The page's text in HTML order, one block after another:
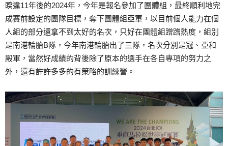
睽違11年後的2024年，今年是報名參加了團體組，最終順利地完
成賽前設定的團隊目標，奪下團體組亞軍，以目前個人能力在個
人組的部分還拿不到太好的名次，只好在團體組蹭蹭熱度，組別
是南港輪胎B隊，今年南港輪胎出了三隊，名次分別是冠、亞和
殿軍，當然好成績的背後除了原本的選手在各自專項的努力之
外，還有許許多多的有策略的訓練營。